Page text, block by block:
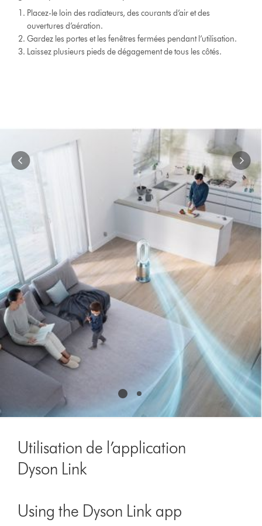
Placez-le loin des radiateurs, des courants d’air et des
ouvertures d’aération.
Gardez les portes et les fenêtres fermées pendant l’utilisation.
Laissez plusieurs pieds de dégagement de tous les côtés.
Utilisation de l’application
Dyson Link
Using the Dyson Link app